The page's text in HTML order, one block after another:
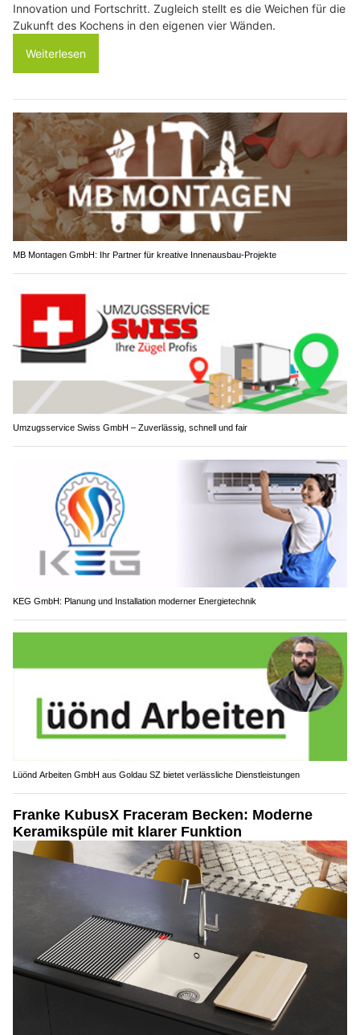
Innovation und Fortschritt. Zugleich stellt es die Weichen für die
Zukunft des Kochens in den eigenen vier Wänden.
Weiterlesen
MB Montagen GmbH: Ihr Partner für kreative Innenausbau-Projekte
Umzugsservice Swiss GmbH – Zuverlässig, schnell und fair
KEG GmbH: Planung und Installation moderner Energietechnik
Lüönd Arbeiten GmbH aus Goldau SZ bietet verlässliche Dienstleistungen
Franke KubusX Fraceram Becken: Moderne
Keramikspüle mit klarer Funktion